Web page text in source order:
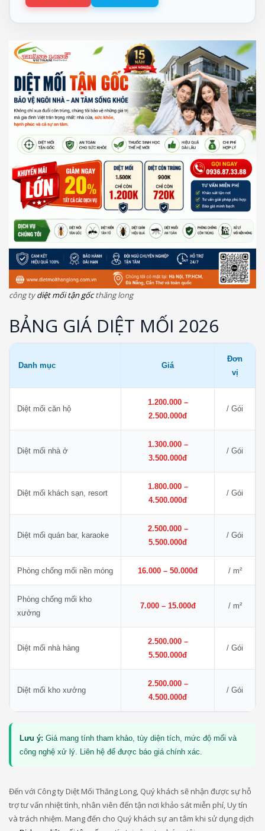
công tydiệt mối tận gốcthăng long
BẢNG GIÁ DIỆT MỐI 2026
Danh mục Giá
Đơn
vị
Diệt mối căn hộ
1.200.000 –
2.500.000đ
/ Gói
Diệt mối nhà ở
1.300.000 –
3.500.000đ
/ Gói
Diệt mối khách sạn, resort
1.800.000 –
4.500.000đ
/ Gói
Diệt mối quán bar, karaoke
2.500.000 –
5.500.000đ
/ Gói
Phòng chống mối nền móng 16.000 – 50.000đ / m²
Phòng chống mối kho
xưởng
7.000 – 15.000đ / m²
Diệt mối nhà hàng
2.500.000 –
5.500.000đ
/ Gói
Diệt mối kho xưởng
2.500.000 –
4.500.000đ
/ Gói
Lưu ý: Giá mang tính tham khảo, tùy diện tích, mức độ mối và
công nghệ xử lý. Liên hệ để được báo giá chính xác.
Đến với Công ty Diệt Mối Thăng Long, Quý khách sẽ nhận được sự hỗ
trợ tư vấn nhiệt tình, nhân viên đến tận nơi khảo sát miễn phí, Uy tín
và trách nhiệm. Mang đến cho Quý khách sự an tâm khi sử dụng dịch